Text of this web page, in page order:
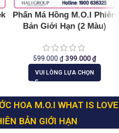
Phấn Má Hồng M.O.I Phiên
Bản Giới Hạn (2 Màu)
599.000₫ 399.000₫
VUI LÒNG LỰA CHỌN
HOA M.O.I WHAT IS LOVE
BẢN GIỚI HẠN